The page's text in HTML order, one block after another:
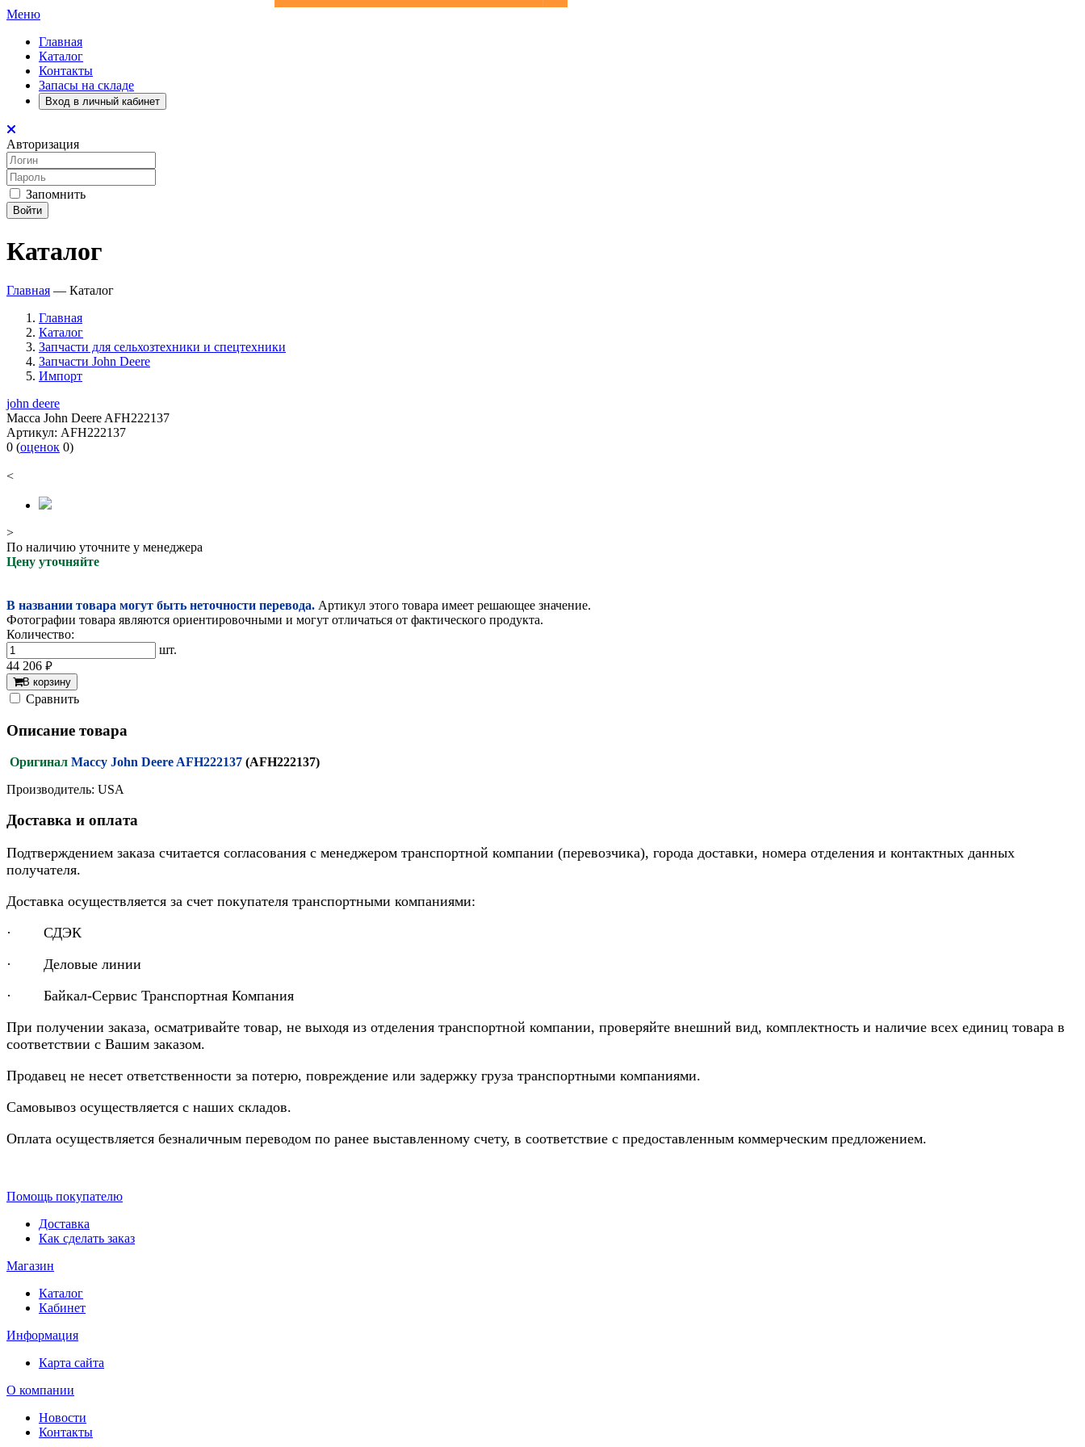
Меню
Главная
Каталог
Контакты
Запасы на складе
Вход в личный кабинет
Авторизация
Запомнить
Войти
Каталог
Главная — Каталог
Главная
Каталог
Запчасти для сельхозтехники и спецтехники
Запчасти John Deere
Импорт
john deere
Масса John Deere AFH222137
Артикул: AFH222137
0 (оценок 0)
<
>
По наличию уточните у менеджера
Цену уточняйте
В названии товара могут быть неточности перевода. Артикул этого товара имеет решающее значение.
Фотографии товара являются ориентировочными и могут отличаться от фактического продукта.
Количество:
шт.
44 206 руб.
В корзину
Cравнить
Описание товара
Оригинал Массу John Deere AFH222137 (AFH222137)
Производитель: USA
Доставка и оплата
Подтверждением заказа считается согласования с менеджером транспортной компании (перевозчика), города доставки, номера отделения и контактных данных
получателя.
Доставка осуществляется за счет покупателя транспортными компаниями:
· СДЭК
· Деловые линии
· Байкал-Сервис Транспортная Компания
При получении заказа, осматривайте товар, не выходя из отделения транспортной компании, проверяйте внешний вид, комплектность и наличие всех единиц товара в
соответствии с Вашим заказом.
Продавец не несет ответственности за потерю, повреждение или задержку груза транспортными компаниями.
Самовывоз осуществляется с наших складов.
Оплата осуществляется безналичным переводом по ранее выставленному счету, в соответствие с предоставленным коммерческим предложением.
Помощь покупателю
Доставка
Как сделать заказ
Магазин
Каталог
Кабинет
Информация
Карта сайта
О компании
Новости
Контакты